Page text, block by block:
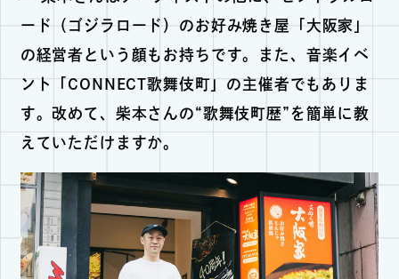
ード（ゴジラロード）のお好み焼き屋「大阪家」
の経営者という顔もお持ちです。また、音楽イベ
ント「CONNECT歌舞伎町」の主催者でもありま
す。改めて、柴本さんの“歌舞伎町歴”を簡単に教
えていただけますか。